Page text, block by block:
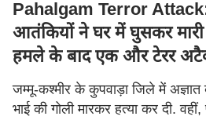
Pahalgam Terror Attack:
आतंकियों ने घर में घुसकर मारी
हमले के बाद एक और टेरर
जम्मू-कश्मीर के कुपवाड़ा जिले में
भाई की गोली मारकर हत्या कर दी.